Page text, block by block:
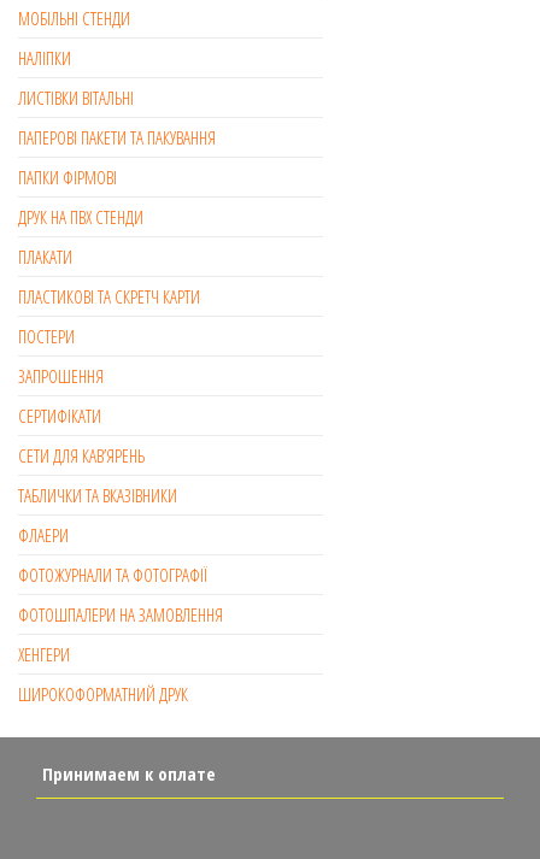
МОБІЛЬНІ СТЕНДИ
НАЛІПКИ
ЛИСТІВКИ ВІТАЛЬНІ
ПАПЕРОВІ ПАКЕТИ ТА ПАКУВАННЯ
ПАПКИ ФІРМОВІ
ДРУК НА ПВХ СТЕНДИ
ПЛАКАТИ
ПЛАСТИКОВІ ТА СКРЕТЧ КАРТИ
ПОСТЕРИ
ЗАПРОШЕННЯ
СЕРТИФІКАТИ
СЕТИ ДЛЯ КАВ’ЯРЕНЬ
ТАБЛИЧКИ ТА ВКАЗІВНИКИ
ФЛАЕРИ
ФОТОЖУРНАЛИ ТА ФОТОГРАФІЇ
ФОТОШПАЛЕРИ НА ЗАМОВЛЕННЯ
ХЕНГЕРИ
ШИРОКОФОРМАТНИЙ ДРУК
Принимаем к оплате